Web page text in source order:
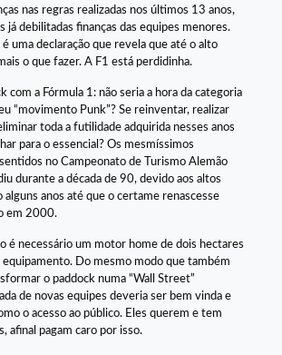
nas regras realizadas nos últimos 13 anos,
já debilitadas finanças das equipes menores.
uma declaração que revela que até o alto
o que fazer. A F1 está perdidinha.
com a Fórmula 1: não seria a hora da categoria
“movimento Punk”? Se reinventar, realizar
toda a futilidade adquirida nesses anos
para o essencial? Os mesmíssimos
no Campeonato de Turismo Alemão
durante a década de 90, devido aos altos
alguns anos até que o certame renascesse
em 2000.
é necessário um motor home de dois hectares
Do mesmo modo que também
o paddock numa “Wall Street”
de novas equipes deveria ser bem vinda e
o acesso ao público. Eles querem e tem
afinal pagam caro por isso.